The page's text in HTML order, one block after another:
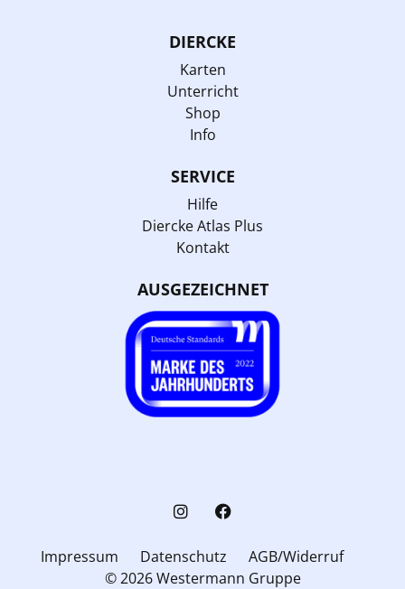
DIERCKE
Karten
Unterricht
Shop
Info
SERVICE
Hilfe
Diercke Atlas Plus
Kontakt
AUSGEZEICHNET
Impressum Datenschutz
AGB/Widerruf
© 2026 Westermann Gruppe